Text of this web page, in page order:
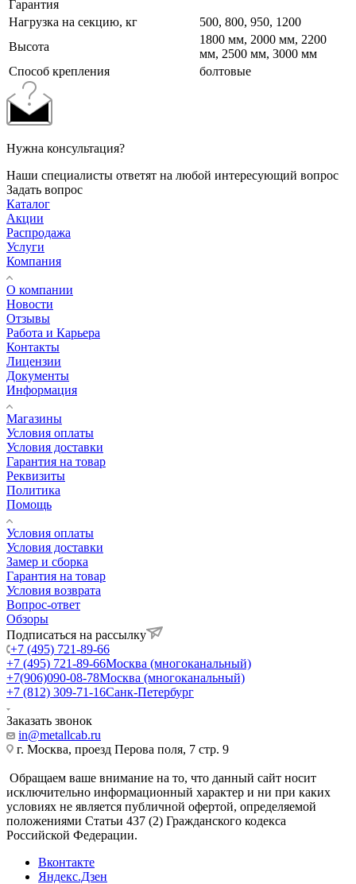
Гарантия
Нагрузка на секцию, кг
500, 800, 950, 1200
Высота
1800 мм, 2000 мм, 2200
мм, 2500 мм, 3000 мм
Cпособ крепления
болтовые
Нужна консультация?
Наши специалисты ответят на любой интересующий вопрос
Задать вопрос
Каталог
Акции
Распродажа
Услуги
Компания
О компании
Новости
Отзывы
Работа и Карьера
Контакты
Лицензии
Документы
Информация
Магазины
Условия оплаты
Условия доставки
Гарантия на товар
Реквизиты
Политика
Помощь
Условия оплаты
Условия доставки
Замер и сборка
Гарантия на товар
Условия возврата
Вопрос-ответ
Обзоры
Подписаться на рассылку
+7 (495) 721-89-66
+7 (495) 721-89-66Москва (многоканальный)
+7(906)090-08-78Москва (многоканальный)
+7 (812) 309-71-16Санк-Петербург
Заказать звонок
in@metallcab.ru
г. Москва, проезд Перова поля, 7 стр. 9
Обращаем ваше внимание на то, что данный сайт носит
исключительно информационный характер и ни при каких
условиях не является публичной офертой, определяемой
положениями Статьи 437 (2) Гражданского кодекса
Российской Федерации.
Вконтакте
Яндекс.Дзен